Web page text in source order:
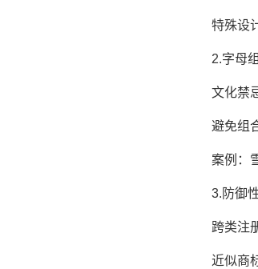
特殊设计
2.字母组
文化禁忌
避免组合
案例：雪
3.防御性
跨类注册
近似商标